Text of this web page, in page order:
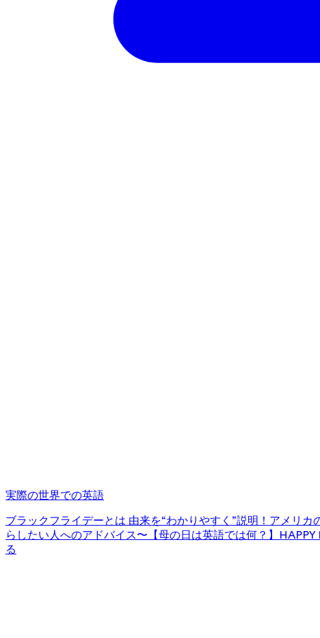
実際の世界での英語
ブラックフライデーとは 由来を“わかりやすく”説明！ アメリカ
らしたい人へのアドバイス〜 【母の日は英語では何？】
る